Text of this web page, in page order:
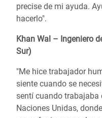
precise de mi ayuda.
hacerlo".
Khan Wal – Ingeniero
Sur)
"Me hice trabajador
siente cuando se
sentí cuando trabajaba
Naciones Unidas,